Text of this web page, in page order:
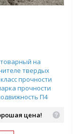
на
твердых
прочности
прочности
П4
цена!